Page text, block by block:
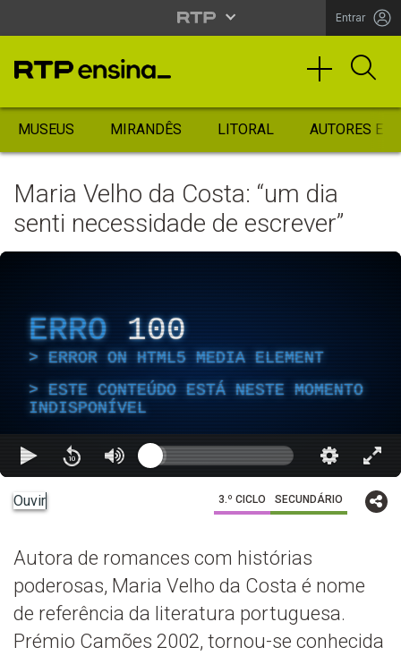
Entrar
MUSEUS MIRANDÊS LITORAL AUTORES
Maria Velho da Costa: “um dia
senti necessidade de escrever”
ERRO 100
ERROR ON HTML5 MEDIA ELEMENT
ESTE CONTEÚDO ESTÁ NESTE MOMENTO
INDISPONÍVEL
Ouvir 3.º CICLO SECUNDÁRIO
Autora de romances com histórias
poderosas, Maria Velho da Costa é nome
de referência da literatura portuguesa.
Prémio Camões 2002, tornou-se conhecida